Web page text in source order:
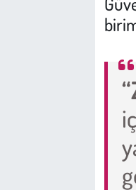
Günün İçinden